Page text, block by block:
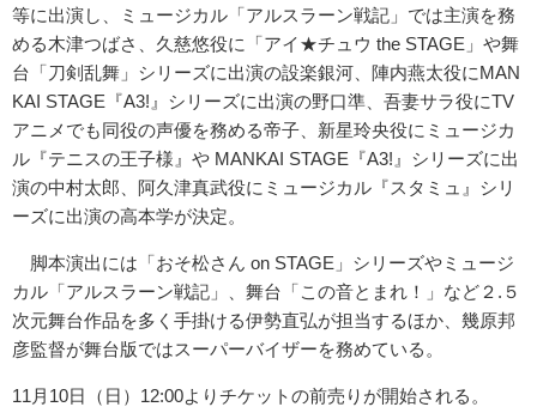
等に出演し、ミュージカル「アルスラーン戦記」では主演を務
める木津つばさ、久慈悠役に「アイ★チュウ the STAGE」や舞
台「刀剣乱舞」シリーズに出演の設楽銀河、陣内燕太役にMAN
KAI STAGE『A3!』シリーズに出演の野口準、吾妻サラ役にTV
アニメでも同役の声優を務める帝子、新星玲央役にミュージカ
ル『テニスの王子様』や MANKAI STAGE『A3!』シリーズに出
演の中村太郎、阿久津真武役にミュージカル『スタミュ』シリ
ーズに出演の高本学が決定。
脚本演出には「おそ松さん on STAGE」シリーズやミュージ
カル「アルスラーン戦記」、舞台「この音とまれ！」など２.５
次元舞台作品を多く手掛ける伊勢直弘が担当するほか、幾原邦
彦監督が舞台版ではスーパーバイザーを務めている。
11月10日（日）12:00よりチケットの前売りが開始される。